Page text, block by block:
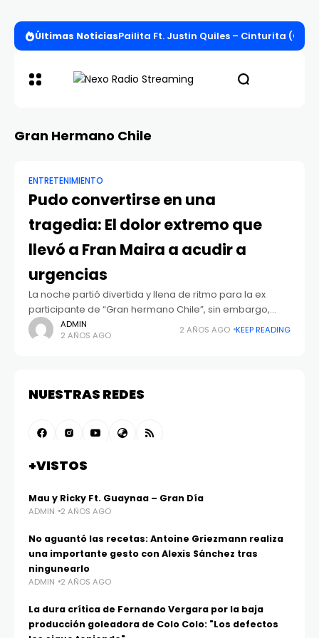
Últimas NoticiasPailita Ft. Justin Quiles – Cinturita
Gran Hermano Chile
ENTRETENIMIENTO
Pudo convertirse en una
tragedia: El dolor extremo que
llevó a Fran Maira a acudir a
urgencias
La noche partió divertida y llena de ritmo para la ex
participante de “Gran hermano Chile”, sin embargo,
concluyó de la manera más dolorosa e inesperada. A
eso de las
ADMIN
2 AÑOS AGO
2 AÑOS AGO KEEP READING
NUESTRAS REDES
+VISTOS
Mau y Ricky Ft. Guaynaa – Gran Día
ADMIN 2 AÑOS AGO
No aguantó las recetas: Antoine Griezmann realiza
una importante gesto con Alexis Sánchez tras
ningunearlo
ADMIN 2 AÑOS AGO
La dura crítica de Fernando Vergara por la baja
producción goleadora de Colo Colo: "Los defectos